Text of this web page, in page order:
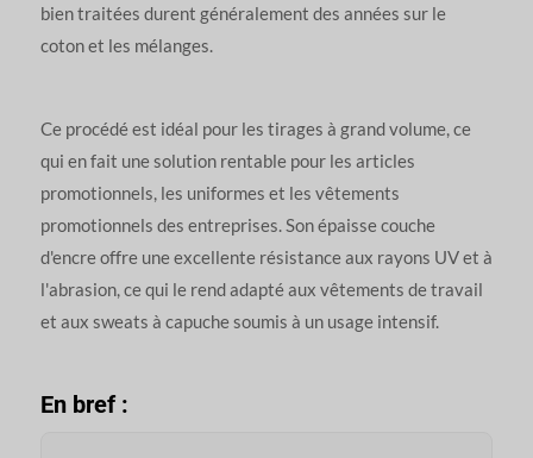
bien traitées durent généralement des années sur le
coton et les mélanges.
Ce procédé est idéal pour les tirages à grand volume, ce
qui en fait une solution rentable pour les articles
promotionnels, les uniformes et les vêtements
promotionnels des entreprises. Son épaisse couche
d'encre offre une excellente résistance aux rayons UV et à
l'abrasion, ce qui le rend adapté aux vêtements de travail
et aux sweats à capuche soumis à un usage intensif.
En bref :